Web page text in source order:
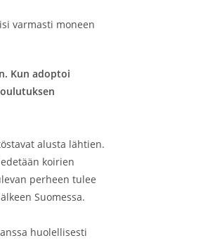
varmasti moneen
Kun adoptoi
alusta lähtien.
koirien
perheen tulee
Suomessa.
huolellisesti